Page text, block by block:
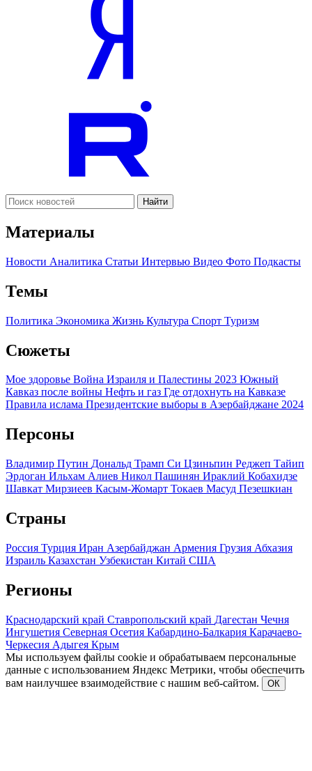
Найти
Материалы
Новости Аналитика Статьи Интервью Видео Фото Подкасты
Темы
Политика Экономика Жизнь Культура Спорт Туризм
Сюжеты
Мое здоровье Война Израиля и Палестины 2023 Южный
Кавказ после войны Нефть и газ Где отдохнуть на Кавказе
Правила ислама Президентские выборы в Азербайджане 2024
Персоны
Владимир Путин Дональд Трамп Си Цзиньпин Реджеп Тайип
Эрдоган Ильхам Алиев Никол Пашинян Ираклий Кобахидзе
Шавкат Мирзиеев Касым-Жомарт Токаев Масуд Пезешкиан
Страны
Россия Турция Иран Азербайджан Армения Грузия Абхазия
Израиль Казахстан Узбекистан Китай США
Регионы
Краснодарский край Ставропольский край Дагестан Чечня
Ингушетия Северная Осетия Кабардино-Балкария Карачаево-
Черкесия Адыгея Крым
Мы используем файлы cookie и обрабатываем персональные
данные с использованием Яндекс Метрики, чтобы обеспечить
вам наилучшее взаимодействие с нашим веб-сайтом.
ОК